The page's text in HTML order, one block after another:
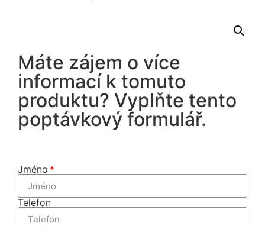
Máte zájem o více
informací k tomuto
produktu? Vyplňte tento
poptávkový formulář.
Jméno
Telefon